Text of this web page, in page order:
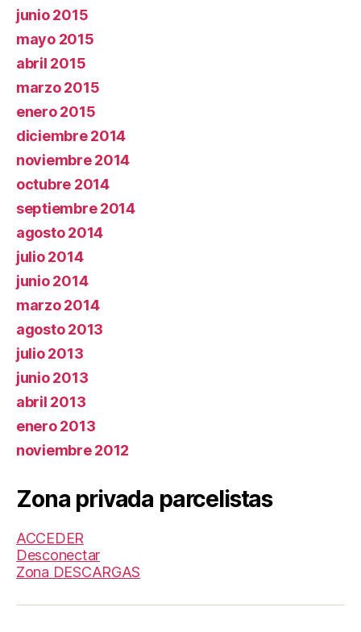
junio 2015
mayo 2015
abril 2015
marzo 2015
enero 2015
diciembre 2014
noviembre 2014
octubre 2014
septiembre 2014
agosto 2014
julio 2014
junio 2014
marzo 2014
agosto 2013
julio 2013
junio 2013
abril 2013
enero 2013
noviembre 2012
Zona privada parcelistas
ACCEDER
Desconectar
Zona DESCARGAS